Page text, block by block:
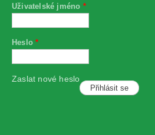
Uživatelské jméno *
Heslo*
Zaslat nové heslo